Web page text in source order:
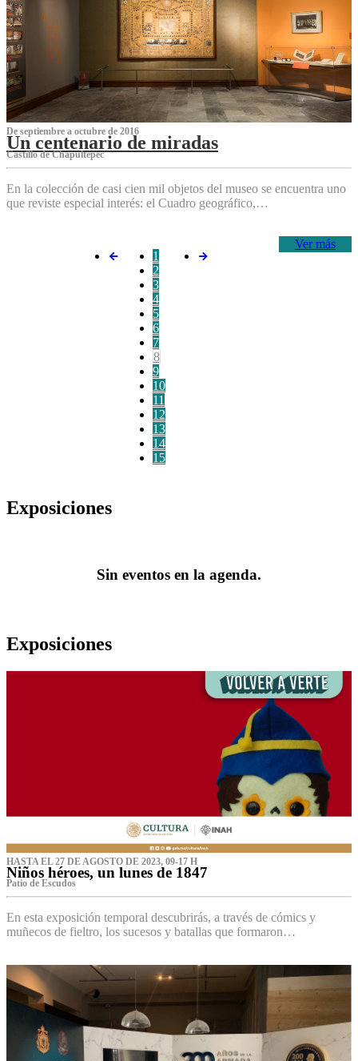
De septiembre a octubre de 2016
Un centenario de miradas
Castillo de Chapultepec
En la colección de casi cien mil objetos del museo se encuentra uno
que reviste especial interés: el Cuadro geográfico,…
Ver más
1
2
3
4
5
6
7
8
9
10
11
12
13
14
15
Exposiciones
Sin eventos en la agenda.
Exposiciones
HASTA EL 27 DE AGOSTO DE 2023, 09-17 H
Niños héroes, un lunes de 1847
Patio de Escudos
En esta exposición temporal descubrirás, a través de cómics y
muñecos de fieltro, los sucesos y batallas que formaron…